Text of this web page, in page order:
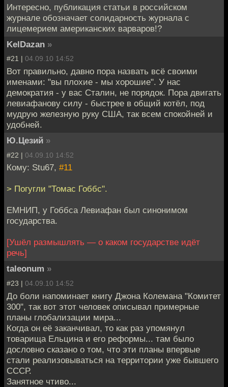
Интересно, публикация статьи в российском
журнале обозначает солидарность журнала с
лицемерием американских варваров!?
KelDazan »
#21 | 04.09.10 14:52
Вот правильно, давно пора назвать всё своими
именами: "вы плохие - мы хорошие". У нас
демократия - у вас Сталин, не порядок. Пора двигать
левиафанову силу - быстрее в общий котёл, под
мудрую железную руку США, так всем спокойней и
удобней.
Ю.Цезий »
#22 | 04.09.10 14:52
Кому: Stu67, #11
> Погугли "Томас Гоббс".
ЕМНИП, у Гоббса Левиафан был синонимом
государства.
[Ушёл размышлять — о каком государстве идёт
речь]
taleonum »
#23 | 04.09.10 14:52
До боли напоминает книгу Джона Колемана "Комитет
300", так вот этот человек описывал примерные
планы глобализации мира...
Когда он её заканчивал, то как раз упомянул
товарища Ельцина и его реформы... там было
дословно сказано о том, что эти планы впервые
стали реализовываться на территории уже бывшего
СССР.
Занятное чтиво...